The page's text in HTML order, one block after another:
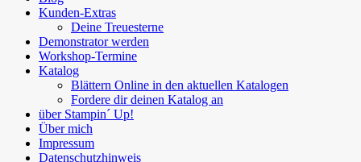
Kunden-Extras
Deine Treuesterne
Demonstrator werden
Workshop-Termine
Katalog
Blättern Online in den aktuellen Katalogen
Fordere dir deinen Katalog an
über Stampin´ Up!
Über mich
Impressum
Datenschutzhinweis